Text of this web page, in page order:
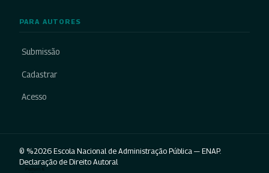
PARA AUTORES
Submissão
Cadastrar
Acesso
© %2026 Escola Nacional de Administração Pública — ENAP.
Declaração de Direito Autoral